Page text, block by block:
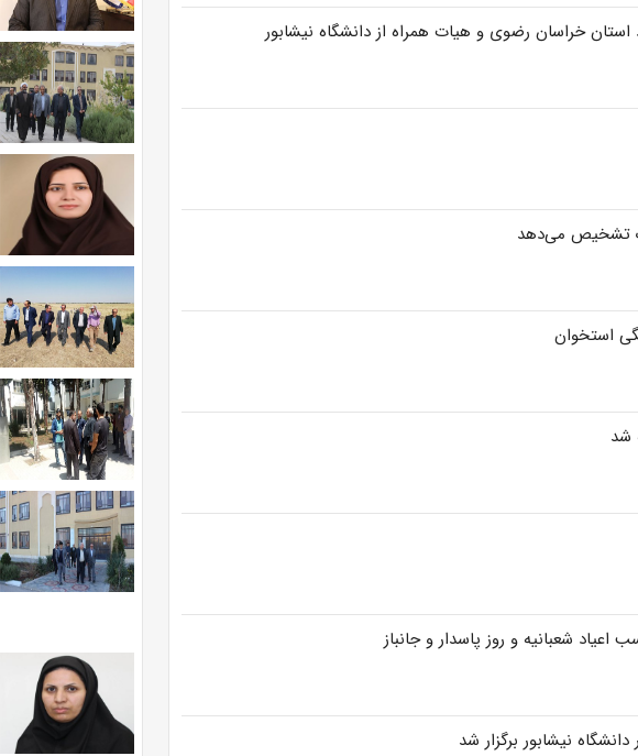
استان خراسان رضوی و هیات همراه از دانشگاه نیشابور
تشخیص می‌دهد
شعبانیه و روز پاسدار و جانباز